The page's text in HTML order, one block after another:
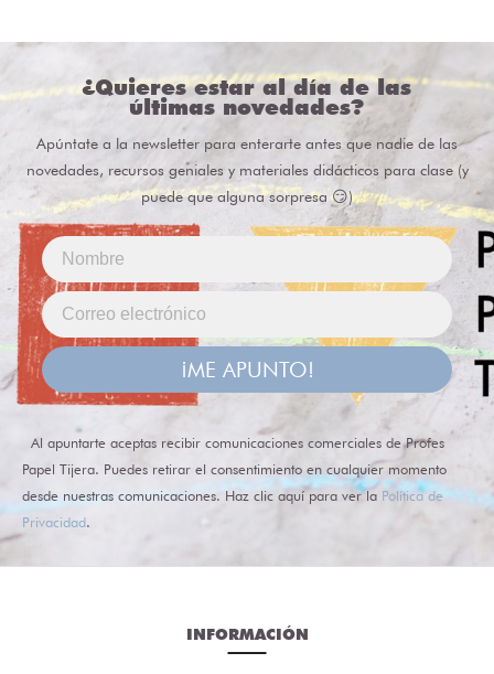
¿Quieres estar al día de las
últimas novedades?
Apúntate a la newsletter para enterarte antes que nadie de las
novedades, recursos geniales y materiales didácticos para clase (y
puede que alguna sorpresa 😏)
¡ME APUNTO!
Al apuntarte aceptas recibir comunicaciones comerciales de Profes
Papel Tijera. Puedes retirar el consentimiento en cualquier momento
desde nuestras comunicaciones. Haz clic aquí para ver la Política de
Privacidad.
INFORMACIÓN